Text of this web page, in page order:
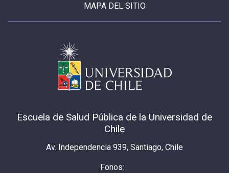
MAPA DEL SITIO
Escuela de Salud Pública de la Universidad de
Chile
Av. Independencia 939, Santiago, Chile
Fonos: